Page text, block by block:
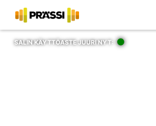
SALIN KÄYTTÖASTE JUURI NYT:
Kaupan sisältö